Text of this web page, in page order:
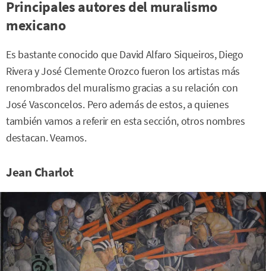
Principales autores del muralismo
mexicano
Es bastante conocido que David Alfaro Siqueiros, Diego
Rivera y José Clemente Orozco fueron los artistas más
renombrados del muralismo gracias a su relación con
José Vasconcelos. Pero además de estos, a quienes
también vamos a referir en esta sección, otros nombres
destacan. Veamos.
Jean Charlot